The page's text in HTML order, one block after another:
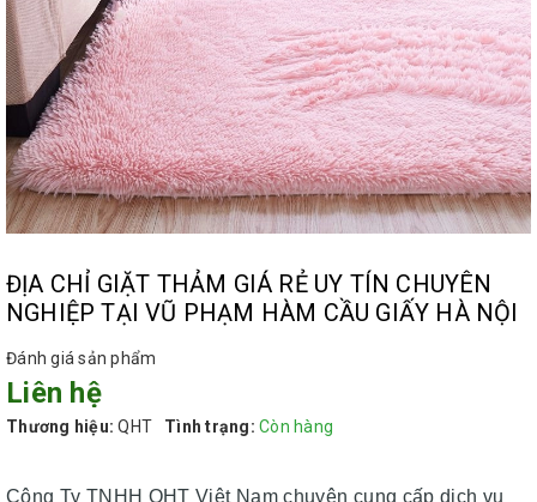
ĐỊA CHỈ GIẶT THẢM GIÁ RẺ UY TÍN CHUYÊN
NGHIỆP TẠI VŨ PHẠM HÀM CẦU GIẤY HÀ NỘI
Đánh giá sản phẩm
Liên hệ
Thương hiệu: QHT Tình trạng: Còn hàng
Công Ty TNHH QHT Việt Nam chuyên cung cấp dịch vụ